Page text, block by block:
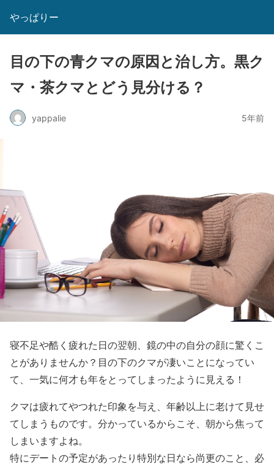
やっぱりー
目の下の青クマの原因と治し方。黒ク
マ・茶クマとどう見分ける？
yappalie 5年前
寝不足や酷く疲れた日の翌朝、鏡の中の自分の顔に驚くこ
とがありませんか？目の下のクマが凄いことになってい
て、一気に何才も年をとってしまったように見える！
クマは疲れてやつれた印象を与え、年齢以上に老けて見せ
てしまうものです。分かっているからこそ、朝から焦って
しまいますよね。
特にデートの予定があったり特別な日なら尚更のこと、必